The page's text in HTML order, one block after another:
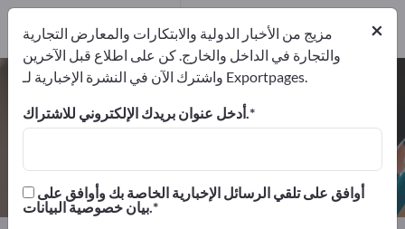
أوراق تغليف – اعثر على الشركات
المصنعة والموردين
2
2
×
مزيج من الأخبار الدولية والابتكارات والمعارض التجارية
والتجارة في الداخل والخارج. كن على اطلاع قبل الآخرين
واشترك الآن في النشرة الإخبارية لـ Exportpages.
أدخل عنوان بريدك الإلكتروني للاشتراك.
بيان خصوصية البيانات.